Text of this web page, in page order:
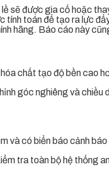
sẽ được gia cố hoặc
toán để tạo ra lực
hãng. Báo cáo này
chất tạo độ bền cao
góc nghiêng và chiều
và có biển báo cảnh báo
tra toàn bộ hệ thống